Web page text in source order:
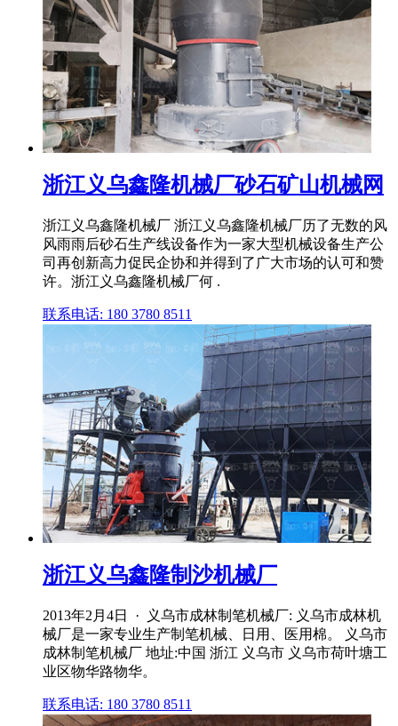
浙江义乌鑫隆机械厂砂石矿山机械网
浙江义乌鑫隆机械厂 浙江义乌鑫隆机械厂历了无数的风
风雨雨后砂石生产线设备作为一家大型机械设备生产公
司再创新高力促民企协和并得到了广大市场的认可和赞
许。浙江义乌鑫隆机械厂何 .
联系电话: 180 3780 8511
浙江义乌鑫隆制沙机械厂
2013年2月4日 · 义乌市成林制笔机械厂: 义乌市成林机
械厂是一家专业生产制笔机械、日用、医用棉。 义乌市
成林制笔机械厂 地址:中国 浙江 义乌市 义乌市荷叶塘工
业区物华路物华。
联系电话: 180 3780 8511